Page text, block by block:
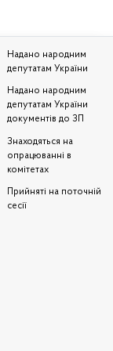
Надано народним
депутатам України
Надано народним
депутатам України
документів до ЗП
Знаходяться на
опрацюванні в
комітетах
Прийняті на поточній
сесії